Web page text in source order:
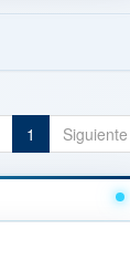
1 Siguiente